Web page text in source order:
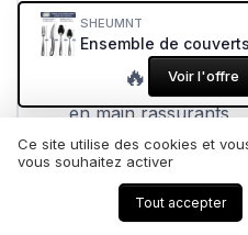
Design noir martelé
sur la table
Acier inox 18/10
en main rassurants
Couteaux dentelés
SHEUMNT
🔥 Voir l'offre
Ce site utilise des cookies et
vous souhaitez activer
Tout accepter